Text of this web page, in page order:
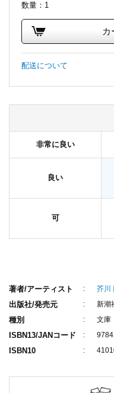
数量：1
カ
配送について
非常に良い
良い
可
著者/アーティスト 芥川
出版社/発売元 新潮
種別 文庫
ISBN13/JANコード
ISBN10